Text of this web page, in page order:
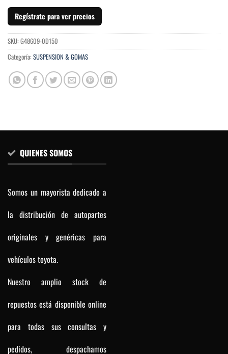
Regístrate para ver precios
SKU: G48609-0D150
Categoría: SUSPENSION & GOMAS
QUIENES SOMOS
Somos un mayorista dedicado a
la distribución de autopartes
originales y genéricas para
vehículos toyota.
Nuestro amplio stock de
repuestos está disponible online
para todas sus consultas y
pedidos, despachamos